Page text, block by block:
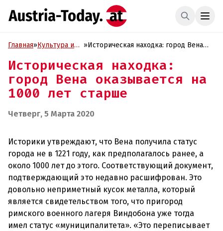
Главная»Культура и
»Историческая находка: город Вена
Историческая находка:
город Вена оказывается на
1000 лет старше
Четверг, 5 Марта 2020
Историки утвреждают, что Вена получила статус
города не в 1221 году, как предполагалось ранее, а
около 1000 лет до этого. Соответствующий документ,
подтверждающий это недавно расшифрован. Это
довольно неприметный кусок металла, который
является свидетельством того, что пригород
римского военного лагеря Виндобона уже тогда
имел статус «муниципалитета». «Это переписывает